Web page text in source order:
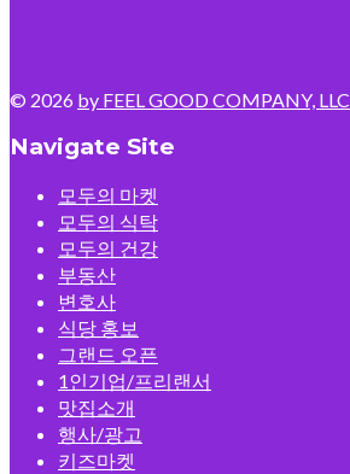
© 2026 by FEEL GOOD COMPANY, LLC.
Navigate Site
모두의 마켓
모두의 식탁
모두의 건강
부동산
변호사
식당 홍보
그랜드 오픈
1인기업/프리랜서
맛집소개
행사/광고
키즈마켓